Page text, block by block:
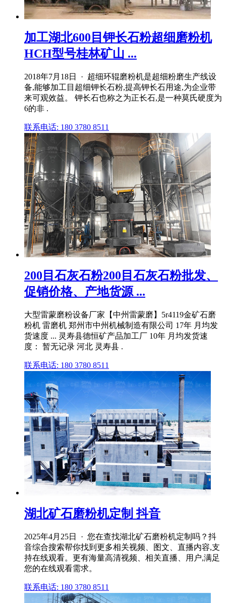
加工湖北600目钾长石粉超细磨粉机
HCH型号桂林矿山 ...
2018年7月18日 · 超细环辊磨粉机是超细粉磨生产线设
备,能够加工目超细钾长石粉,提高钾长石用途,为企业带
来可观效益。 钾长石也称之为正长石,是一种莫氏硬度为
6的非 .
联系电话: 180 3780 8511
200目石灰石粉200目石灰石粉批发、
促销价格、产地货源 ...
大型雷蒙磨粉设备厂家【中州雷蒙磨】5r4119金矿石磨
粉机 雷磨机 郑州市中州机械制造有限公司 17年 月均发
货速度 ... 灵寿县德恒矿产品加工厂 10年 月均发货速
度： 暂无记录 河北 灵寿县 .
联系电话: 180 3780 8511
湖北矿石磨粉机定制 抖音
2025年4月25日 · 您在查找湖北矿石磨粉机定制吗？抖
音综合搜索帮你找到更多相关视频、图文、直播内容,支
持在线观看。更有海量高清视频、相关直播、用户,满足
您的在线观看需求。
联系电话: 180 3780 8511